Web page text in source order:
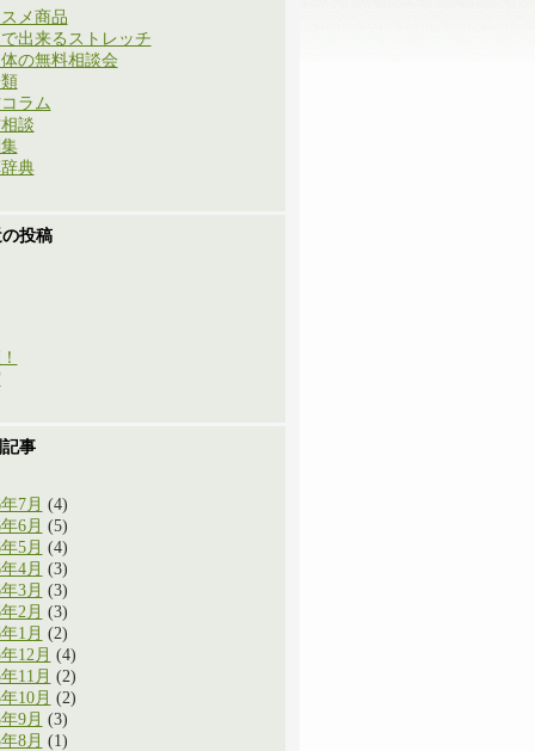
メ商品
出来るストレッチ
の無料相談会
ラム
談
典
投稿
記事
7月 (4)
6月 (5)
5月 (4)
4月 (3)
3月 (3)
2月 (3)
1月 (2)
12月 (4)
11月 (2)
10月 (2)
9月 (3)
8月 (1)